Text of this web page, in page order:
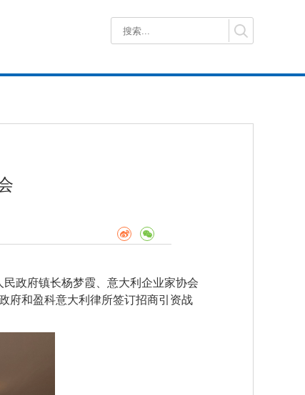
政府镇长杨梦霞、意大利企业家协会
府和盈科意大利律所签订招商引资战